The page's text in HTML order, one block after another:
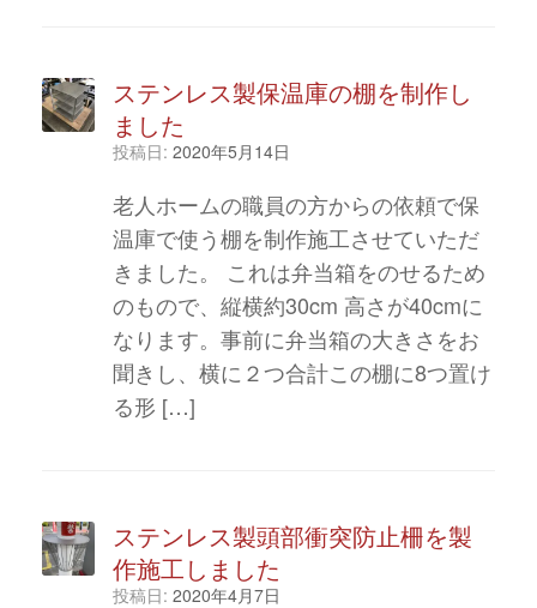
ステンレス製保温庫の棚を制作し
ました
投稿日: 2020年5月14日
老人ホームの職員の方からの依頼で保
温庫で使う棚を制作施工させていただ
きました。 これは弁当箱をのせるため
のもので、縦横約30cm 高さが40cmに
なります。事前に弁当箱の大きさをお
聞きし、横に２つ合計この棚に8つ置け
る形 […]
ステンレス製頭部衝突防止柵を製
作施工しました
投稿日: 2020年4月7日